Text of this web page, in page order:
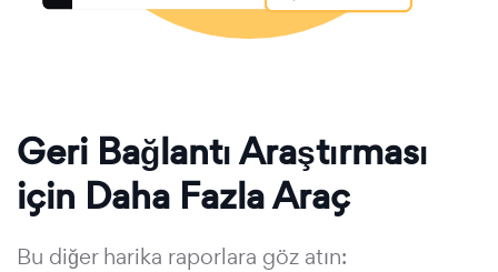
Geri Bağlantı Araştırması
için Daha Fazla Araç
Bu diğer harika raporlara göz atın: